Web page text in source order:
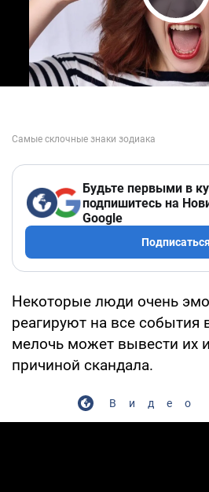
Play
Будьте первыми в
подпишитесь на
Google
Подписаться
Некоторые люди очень
реагируют на все
мелочь может вывести их
причиной скандала.
Видео